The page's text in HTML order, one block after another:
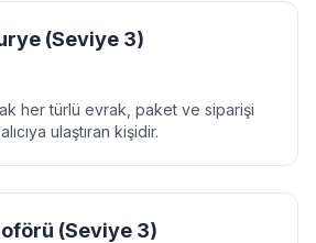
(Seviye 3)
her türlü evrak, paket ve siparişi
ulaştıran kişidir.
(Seviye 3)